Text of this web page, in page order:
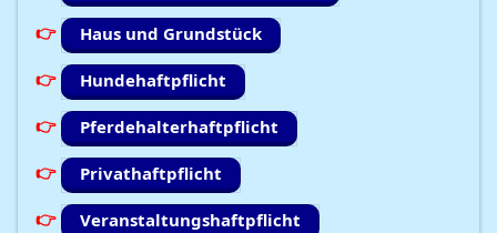
Haus und Grundstück
Hundehaftpflicht
Pferdehalterhaftpflicht
Privathaftpflicht
Veranstaltungshaftpflicht